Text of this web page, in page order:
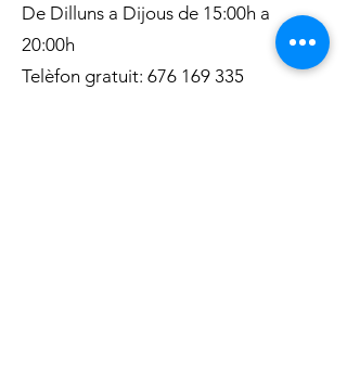
De Dilluns a Dijous de 15:00h a
20:00h
Telèfon gratuit: 676 169 335